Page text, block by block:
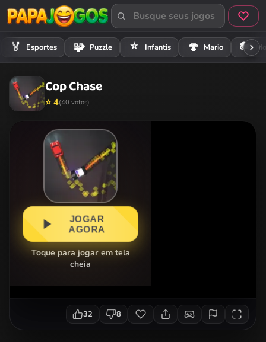
🏅 Esportes 🧩 Puzzle ⭐ Infantis 🍄 Mario 🏍️
Cop Chase
⭐ 4(40 votos)
JOGAR
AGORA
Toque para jogar em tela
cheia
32 8